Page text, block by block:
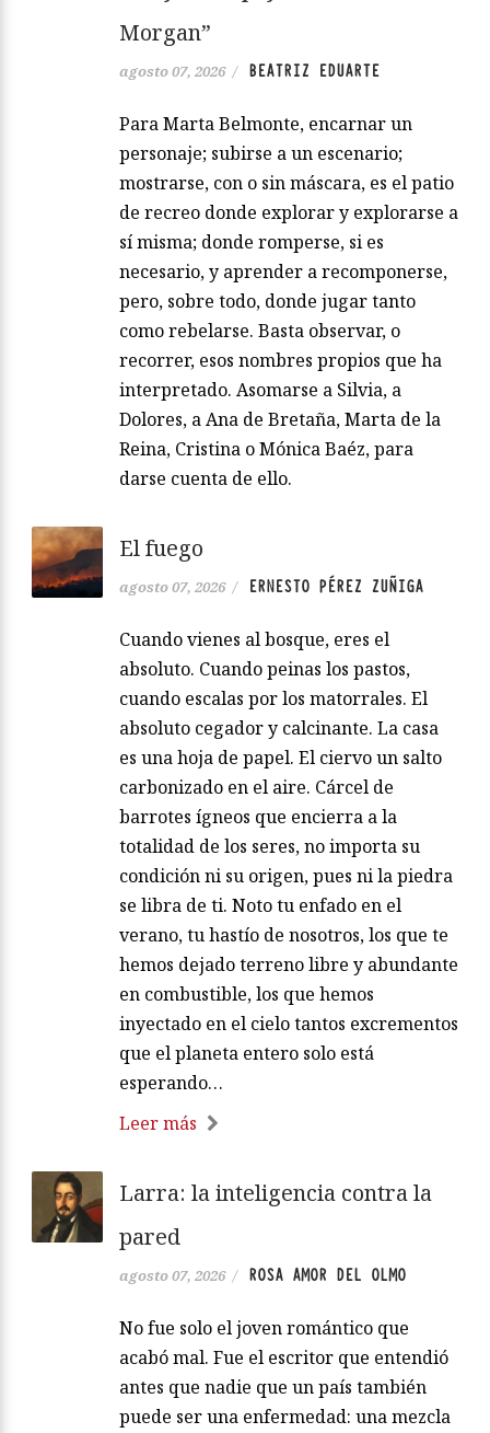
Morgan”
agosto 07, 2026 / BEATRIZ EDUARTE
Para Marta Belmonte, encarnar un
personaje; subirse a un escenario;
mostrarse, con o sin máscara, es el patio
de recreo donde explorar y explorarse a
sí misma; donde romperse, si es
necesario, y aprender a recomponerse,
pero, sobre todo, donde jugar tanto
como rebelarse. Basta observar, o
recorrer, esos nombres propios que ha
interpretado. Asomarse a Silvia, a
Dolores, a Ana de Bretaña, Marta de la
Reina, Cristina o Mónica Baéz, para
darse cuenta de ello.
El fuego
agosto 07, 2026 / ERNESTO PÉREZ ZUÑIGA
Cuando vienes al bosque, eres el
absoluto. Cuando peinas los pastos,
cuando escalas por los matorrales. El
absoluto cegador y calcinante. La casa
es una hoja de papel. El ciervo un salto
carbonizado en el aire. Cárcel de
barrotes ígneos que encierra a la
totalidad de los seres, no importa su
condición ni su origen, pues ni la piedra
se libra de ti. Noto tu enfado en el
verano, tu hastío de nosotros, los que te
hemos dejado terreno libre y abundante
en combustible, los que hemos
inyectado en el cielo tantos excrementos
que el planeta entero solo está
esperando…
Leer más
Larra: la inteligencia contra la
pared
agosto 07, 2026 / ROSA AMOR DEL OLMO
No fue solo el joven romántico que
acabó mal. Fue el escritor que entendió
antes que nadie que un país también
puede ser una enfermedad: una mezcla